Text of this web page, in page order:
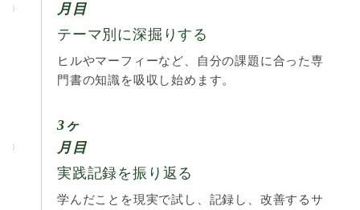
月目
テーマ別に深掘りする
ヒルやマーフィーなど、自分の課題に合った専
門書の知識を吸収し始めます。
3ヶ
月目
実践記録を振り返る
学んだことを現実で試し、記録し、改善するサ